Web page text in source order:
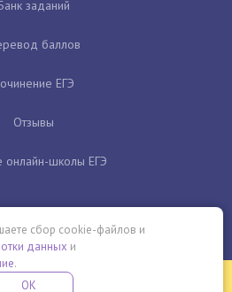
заданий
баллов
ЕГЭ
Отзывы
онлайн-школы ЕГЭ
школа
сбор cookie-файлов и
данных и
.
OK